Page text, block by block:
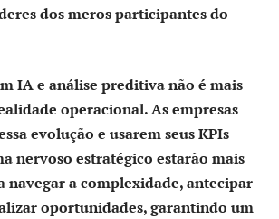
dos meros participantes do
IA e análise preditiva não é mais
operacional. As empresas
evolução e usarem seus KPIs
nervoso estratégico estarão mais
navegar a complexidade, antecipar
oportunidades, garantindo um